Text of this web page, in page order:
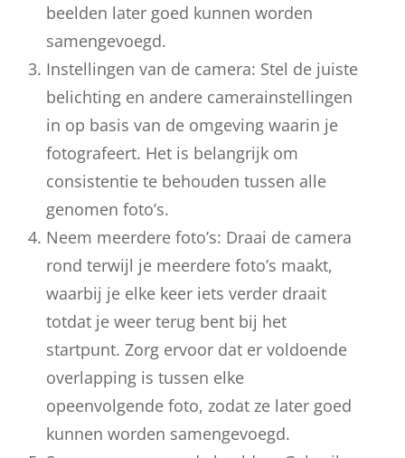
beelden later goed kunnen worden
samengevoegd.
Instellingen van de camera: Stel de juiste
belichting en andere camerainstellingen
in op basis van de omgeving waarin je
fotografeert. Het is belangrijk om
consistentie te behouden tussen alle
genomen foto’s.
Neem meerdere foto’s: Draai de camera
rond terwijl je meerdere foto’s maakt,
waarbij je elke keer iets verder draait
totdat je weer terug bent bij het
startpunt. Zorg ervoor dat er voldoende
overlapping is tussen elke
opeenvolgende foto, zodat ze later goed
kunnen worden samengevoegd.